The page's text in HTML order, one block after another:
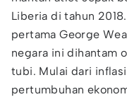
Liberia di tahun
pertama George
negara ini dihantam
tubi. Mulai dari
pertumbuhan